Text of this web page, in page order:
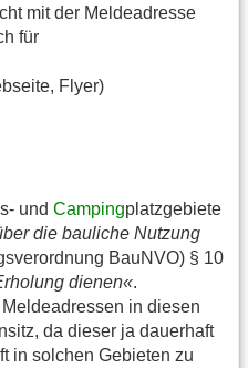
mit der Meldeadresse
für
Flyer)
und Campingplatzgebiete
die bauliche Nutzung
BauNVO) § 10
dienen«.
in diesen
da dieser ja dauerhaft
in solchen Gebieten zu